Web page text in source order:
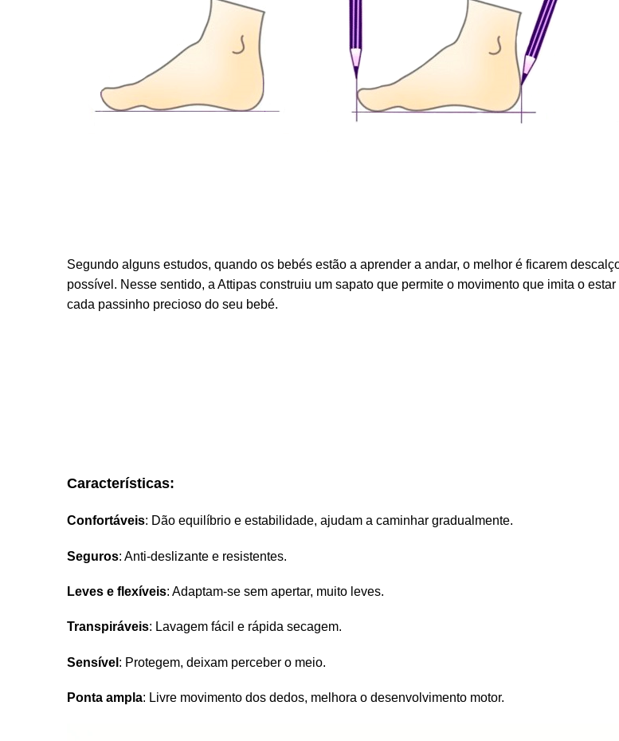
Segundo alguns estudos, quando os bebés estão a aprender a andar, o melhor é ficarem
possível. Nesse sentido, a Attipas construiu um sapato que permite o movimento que imita o
cada passinho precioso do seu bebé.
Características:
Confortáveis: Dão equilíbrio e estabilidade, ajudam a caminhar gradualmente.
Seguros: Anti-deslizante e resistentes.
Leves e flexíveis: Adaptam-se sem apertar, muito leves.
Transpiráveis: Lavagem fácil e rápida secagem.
Sensível : Protegem, deixam perceber o meio.
Ponta ampla: Livre movimento dos dedos, melhora o desenvolvimento motor.